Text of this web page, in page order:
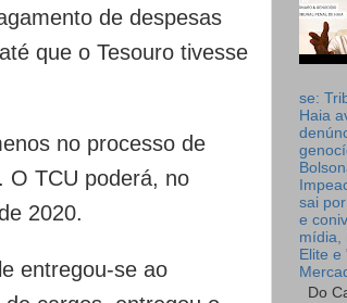
de despesas
que o Tesouro tivesse
no processo de
O TCU poderá, no
2020.
entregou-se ao
se:
Haia
sai
e
mídia,
Elite e
Do